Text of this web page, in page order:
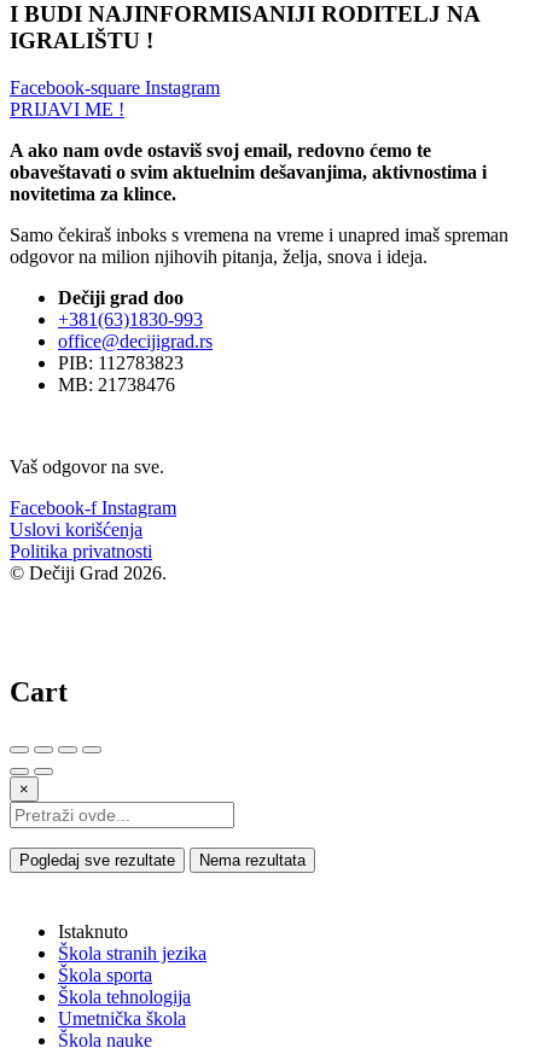
I BUDI NAJINFORMISANIJI RODITELJ NA
IGRALIŠTU !
Facebook-square Instagram
PRIJAVI ME !
A ako nam ovde ostaviš svoj email, redovno ćemo te
obaveštavati o svim aktuelnim dešavanjima, aktivnostima i
novitetima za klince.
Samo čekiraš inboks s vremena na vreme i unapred imaš spreman
odgovor na milion njihovih pitanja, želja, snova i ideja.
Dečiji grad doo
+381(63)1830-993
office@decijigrad.rs
PIB: 112783823
MB: 21738476
Vaš odgovor na sve.
Facebook-f Instagram
Uslovi korišćenja
Politika privatnosti
© Dečiji Grad 2026.
Cart
×
Pogledaj sve rezultate Nema rezultata
Istaknuto
Škola stranih jezika
Škola sporta
Škola tehnologija
Umetnička škola
Škola nauke